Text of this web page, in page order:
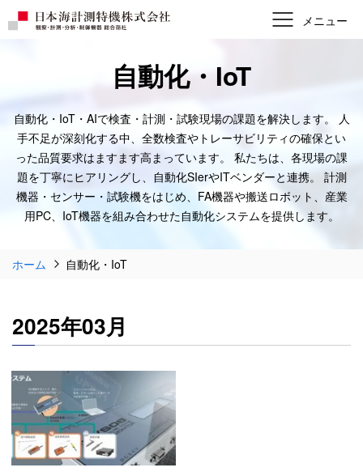
自動化・IoT
自動化・IoT・AIで検査・計測・試験現場の課題を解決します。
人
手不足が深刻化する中、全数検査やトレーサビリティの確保とい
った品質要求はますます高まっています。
私たちは、各現場の課
題を丁寧にヒアリングし、自動化SIerやITベンダーと連携。
計測
機器・センサー・試験機をはじめ、FA機器や搬送ロボット、産業
用PC、IoT機器を組み合わせた自動化システムを提供します。
ホーム 自動化・IoT
2025年03月